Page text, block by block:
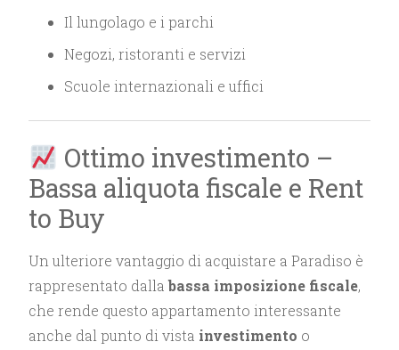
Il lungolago e i parchi
Negozi, ristoranti e servizi
Scuole internazionali e uffici
Ottimo investimento –
Bassa aliquota fiscale e Rent
to Buy
Un ulteriore vantaggio di acquistare a Paradiso è
rappresentato dallabassa imposizione fiscale,
che rende questo appartamento interessante
anche dal punto di vista investimento o